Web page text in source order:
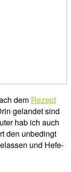
dem Rezept
gelandet sind
hab ich auch
den unbedingt
und Hefe-